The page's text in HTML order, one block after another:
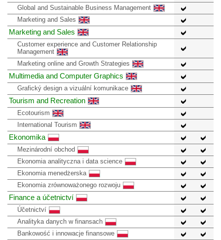
Global and Sustainable Business Management
Marketing and Sales
Marketing and Sales
Customer experience and Customer Relationship
Management
Marketing online and Growth Strategies
Multimedia and Computer Graphics
Grafický design a vizuální komunikace
Tourism and Recreation
Ecotourism
International Tourism
Ekonomika
Mezinárodní obchod
Ekonomia analityczna i data science
Ekonomia menedżerska
Ekonomia zrównoważonego rozwoju
Finance a účetnictví
Účetnictví
Analityka danych w finansach
Bankowość i innowacje finansowe